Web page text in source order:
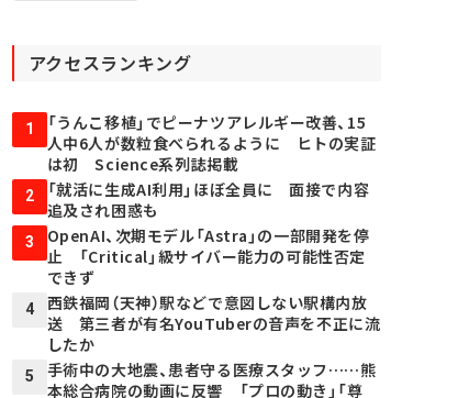
アクセスランキング
1
「うんこ移植」でピーナツアレルギー改善、15
人中6人が数粒食べられるように ヒトの実証
は初 Science系列誌掲載
2
「就活に生成AI利用」ほぼ全員に 面接で内容
追及され困惑も
3
OpenAI、次期モデル「Astra」の一部開発を停
止 「Critical」級サイバー能力の可能性否定
できず
4
西鉄福岡（天神）駅などで意図しない駅構内放
送 第三者が有名YouTuberの音声を不正に流
したか
5
手術中の大地震、患者守る医療スタッフ……熊
本総合病院の動画に反響 「プロの動き」「尊